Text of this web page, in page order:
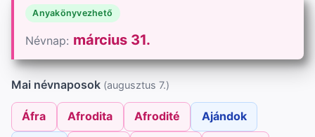
Anyakönyvezhető
Névnap: március 31.
Mai névnaposok (augusztus 7.)
Áfra Afrodita Afrodité Ajándok